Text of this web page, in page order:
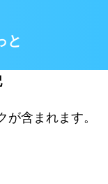
と
含まれます。